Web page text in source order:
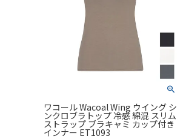
ワコール Wacoal Wing ウイング シ
ンクロブラトップ 冷感 綿混 スリム
ストラップ ブラキャミ カップ付き
インナー ET1093